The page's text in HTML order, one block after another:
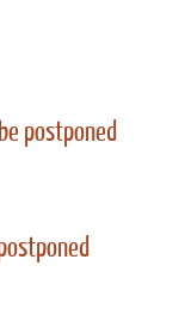
postponed